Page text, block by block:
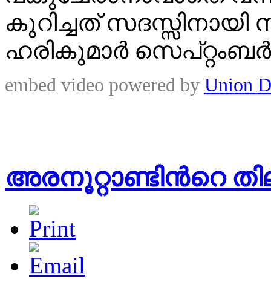
കുറിച്ചത് സദസ്സിനായി
ഹരികുമാർ സെപ്റ്റംബർ
embed video powered by Union
അരനൂറ്റാണ്ടിൻറെ